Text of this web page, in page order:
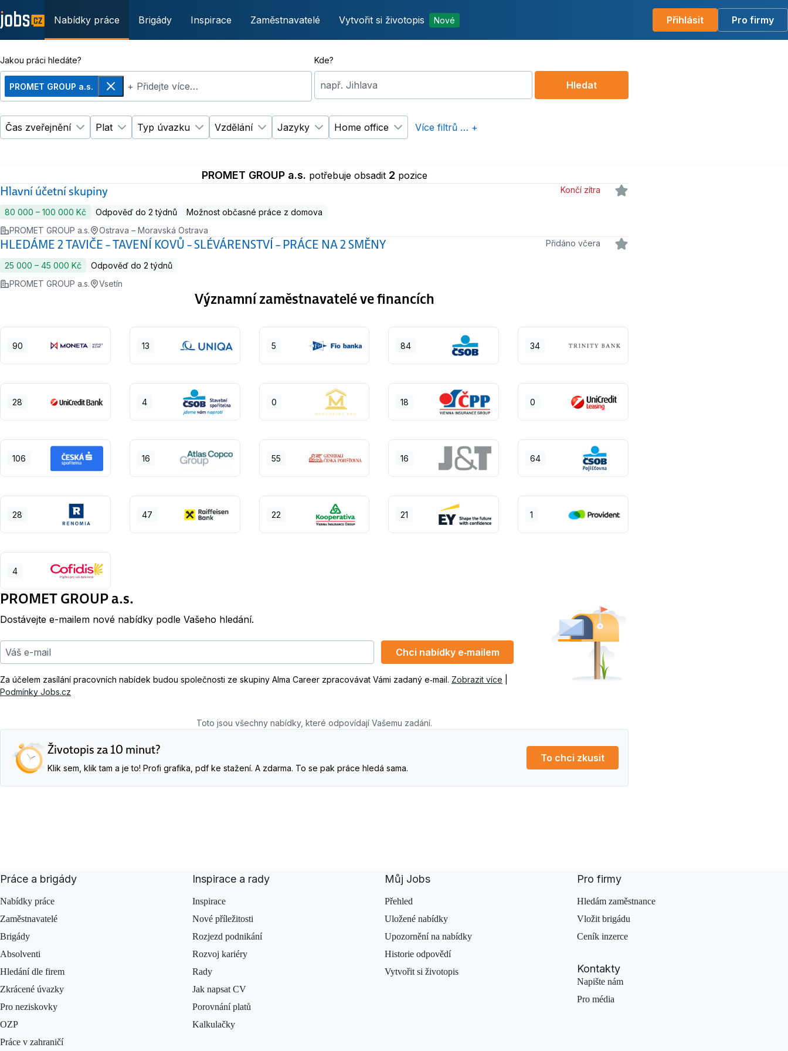
Nabídky práce Brigády Inspirace Zaměstnavatelé Vytvořit si životopis Nové Přihlásit Pro firmy
Jakou práci hledáte?
PROMET GROUP a.s.
Odebrat+ Přidejte více…
Kde?
např. Jihlava
Čas zveřejnění
Změnit filtr Čas zveřejnění
Plat
Změnit filtr Plat
Typ úvazku
Změnit filtr Typ úvazku
Vzdělání
Změnit filtr Vzdělání
Jazyky
Změnit filtr Jazyky
Home office
Změnit filtr Home office
Více filtrů … +
Hledat
PROMET GROUP a.s. potřebuje obsadit 2 pozice
Hlavní účetní skupiny Končí zítra
80 000 ‍–‍ 100 000 Kč Odpověď do 2 týdnů
Možnost občasné práce z domova
PROMET GROUP a.s.
Ostrava – Moravská Ostrava
HLEDÁME 2 TAVIČE – TAVENÍ KOVŮ – SLÉVÁRENSTVÍ – PRÁCE NA 2 SMĚNY Přidáno včera
25 000 ‍–‍ 45 000 Kč
Odpověď do 2 týdnů
PROMET GROUP a.s.
Vsetín
Významní zaměstnavatelé ve financích
90 13 5 84 34
28 4 0 18 0
106 16 55 16 64
28 47 22 21 1
4
PROMET GROUP a.s.
Dostávejte e-mailem nové nabídky podle Vašeho hledání.
Váš e-mail
Chci nabídky e‑mailem
Za účelem zasílání pracovních nabídek budou společnosti ze skupiny Alma Career zpracovávat Vámi zadaný e‑mail. Zobrazit více
Podmínky Jobs.cz
Toto jsou všechny nabídky, které odpovídají Vašemu zadání.
Životopis za 10 minut?
Klik sem, klik tam a je to! Profi grafika, pdf ke stažení. A zdarma. To se pak práce hledá sama.
To chci zkusit
Práce a brigády
Nabídky práce
Zaměstnavatelé
Brigády
Absolventi
Hledání dle firem
Zkrácené úvazky
Pro neziskovky
OZP
Práce v zahraničí
Inspirace a rady
Inspirace
Nové příležitosti
Rozjezd podnikání
Rozvoj kariéry
Rady
Jak napsat CV
Porovnání platů
Kalkulačky
Můj Jobs
Přehled
Uložené nabídky
Upozornění na nabídky
Historie odpovědí
Vytvořit si životopis
Pro firmy
Hledám zaměstnance
Vložit brigádu
Ceník inzerce
Kontakty
Napište nám
Pro média